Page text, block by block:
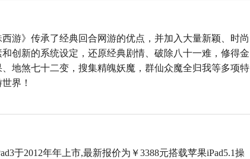
西游》传承了经典回合网游的优点，并加入大量新颖、时尚
和创新的系统设定，还原经典剧情、破除八十一难，修得金
、地煞七十二变，搜集精魄妖魔，群仙众魔全归我等多项特
界！
于2012年年上市,最新报价为￥3388元搭载苹果iPad5.1操